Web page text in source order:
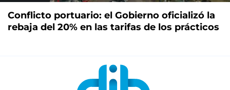
Conflicto portuario: el Gobierno oficializó la
rebaja del 20% en las tarifas de los prácticos